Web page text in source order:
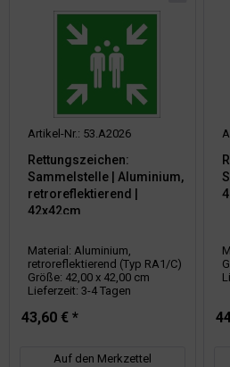
Artikel-Nr.: 53.A2026
Rettungszeichen:
Sammelstelle | Aluminium,
retroreflektierend |
42x42cm
Material: Aluminium,
retroreflektierend (Typ RA1/C)
Größe: 42,00 x 42,00 cm
Lieferzeit: 3-4 Tagen
43,60 € *
Auf den Merkzettel